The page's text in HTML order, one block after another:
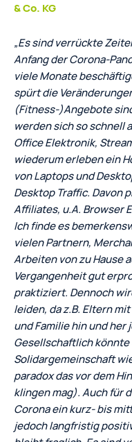
& Co. KG
„Es sind verrückte
Anfang der Corona-
viele Monate
spürt die
(Fitness-)Angebote
werden sich so schnell
Office Elektronik,
wiederum erleben ein
von Laptops und
Desktop Traffic.
Affiliates, u.A. Browser
Ich finde es
vielen Partnern,
Arbeiten von zu Hause
Vergangenheit gut
praktiziert. Dennoch
leiden, da z.B. Eltern
und Familie hin und her
Gesellschaftlich
Solidargemeinschaft
paradox das vor dem
klingen mag). Auch für
Corona ein kurz- bis
jedoch langfristig